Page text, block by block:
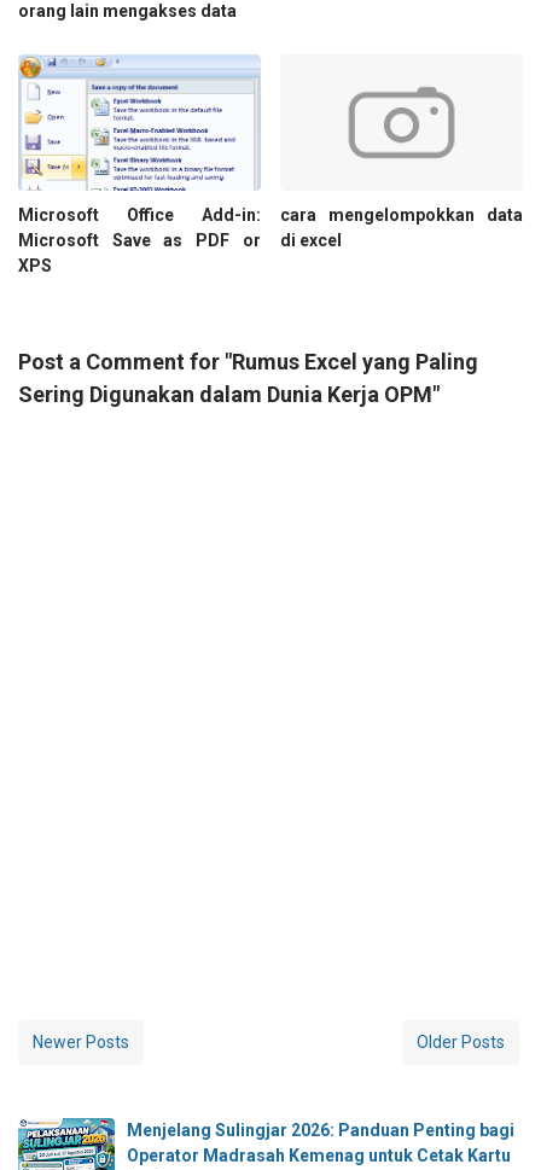
orang lain mengakses data
Microsoft Office Add-in:
Microsoft Save as PDF or
XPS
cara mengelompokkan data
di excel
Post a Comment for "Rumus Excel yang Paling
Sering Digunakan dalam Dunia Kerja OPM"
Newer Posts Older Posts
Menjelang Sulingjar 2026: Panduan Penting bagi
Operator Madrasah Kemenag untuk Cetak Kartu